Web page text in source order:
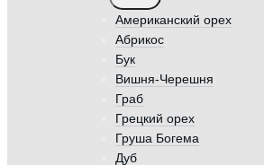
Американский орех
Абрикос
Бук
Вишня-Черешня
Граб
Грецкий орех
Груша Богема
Дуб